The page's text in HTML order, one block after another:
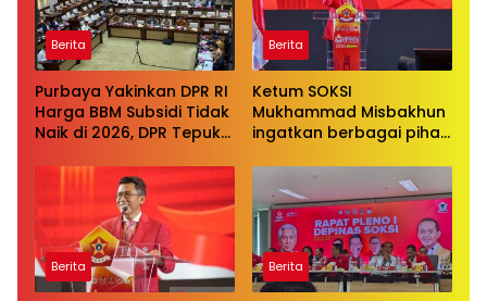
Berita
Purbaya Yakinkan DPR RI
Harga BBM Subsidi Tidak
Naik di 2026, DPR Tepuk
Berita
Ketum SOKSI
Mukhammad Misbakhun
ingatkan berbagai pihak
serangan bersifat
pribadi kepada Ketua
Golkar Bahlil Lahadalia
Berita Berita